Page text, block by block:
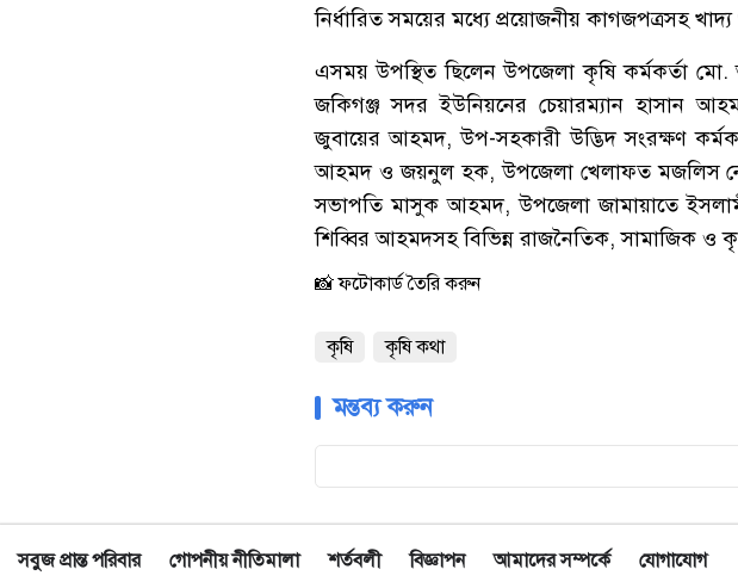
নির্ধারিত সময়ের মধ্যে প্রয়োজনীয় কাগজপত্রসহ
এসময় উপস্থিত ছিলেন উপজেলা কৃষি কর্মকর্তা
জকিগঞ্জ সদর ইউনিয়নের চেয়ারম্যান হাসান
জুবায়ের আহমদ, উপ-সহকারী উদ্ভিদ সংরক্ষণ
আহমদ ও জয়নুল হক, উপজেলা খেলাফত মজলিস
সভাপতি মাসুক আহমদ, উপজেলা জামায়াতে
শিব্বির আহমদসহ বিভিন্ন রাজনৈতিক, সামাজিক ও কৃষি
📸 ফটোকার্ড তৈরি করুন
কৃষি কৃষি কথা
মন্তব্য করুন
সবুজ প্রান্ত পরিবার গোপনীয় নীতিমালা শর্তবলী বিজ্ঞাপন আমাদের সম্পর্কে যোগাযোগ